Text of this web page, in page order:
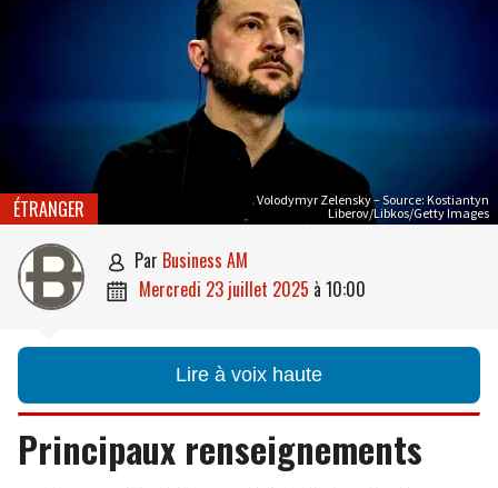
Volodymyr Zelensky – Source: Kostiantyn
Liberov/Libkos/Getty Images
ÉTRANGER
 par Business AM
 mercredi 23 juillet 2025 à 10:00
Lire à voix haute
Principaux renseignements